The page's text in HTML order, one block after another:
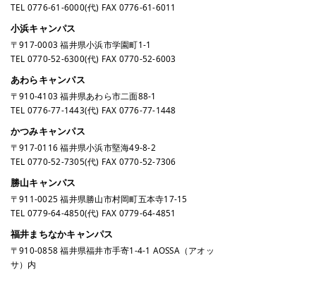
TEL 0776-61-6000(代) FAX 0776-61-6011
小浜キャンパス
〒917-0003 福井県小浜市学園町1-1
TEL 0770-52-6300(代) FAX 0770-52-6003
あわらキャンパス
〒910-4103 福井県あわら市二面88-1
TEL 0776-77-1443(代) FAX 0776-77-1448
かつみキャンパス
〒917-0116 福井県小浜市堅海49-8-2
TEL 0770-52-7305(代) FAX 0770-52-7306
勝山キャンパス
〒911-0025 福井県勝山市村岡町五本寺17-15
TEL 0779-64-4850(代) FAX 0779-64-4851
福井まちなかキャンパス
〒910-0858 福井県福井市手寄1-4-1 AOSSA（アオッ
サ）内